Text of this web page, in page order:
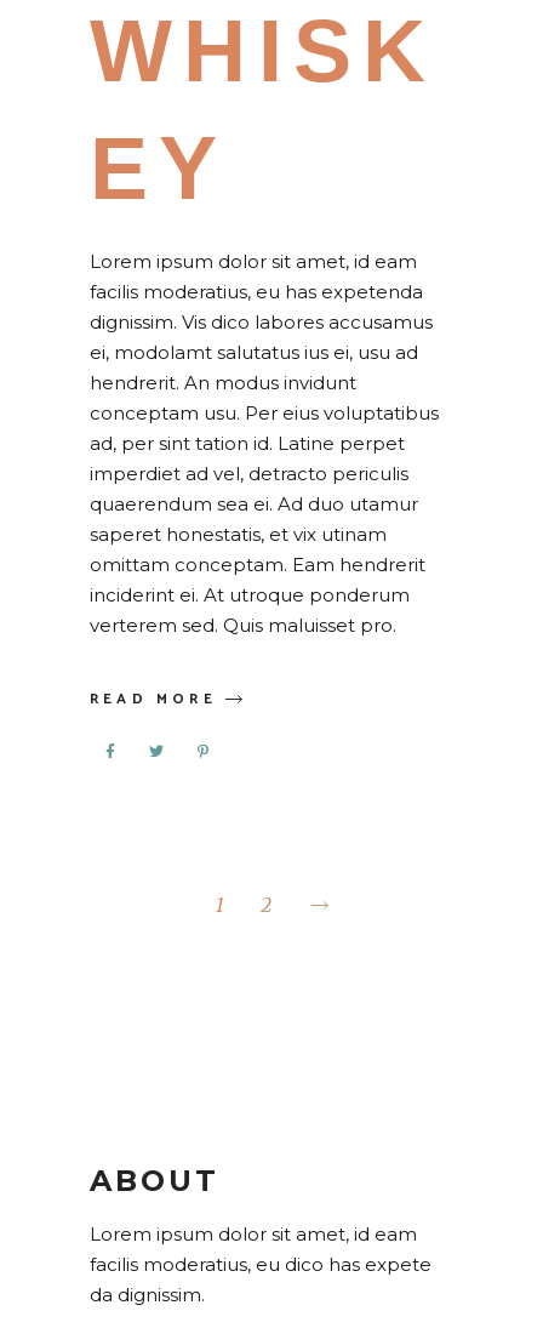
WHISK
EY
Lorem ipsum dolor sit amet, id eam
facilis moderatius, eu has expetenda
dignissim. Vis dico labores accusamus
ei, modolamt salutatus ius ei, usu ad
hendrerit. An modus invidunt
conceptam usu. Per eius voluptatibus
ad, per sint tation id. Latine perpet
imperdiet ad vel, detracto periculis
quaerendum sea ei. Ad duo utamur
saperet honestatis, et vix utinam
omittam conceptam. Eam hendrerit
inciderint ei. At utroque ponderum
verterem sed. Quis maluisset pro.
READ MORE
1 2
ABOUT
Lorem ipsum dolor sit amet, id eam
facilis moderatius, eu dico has expete
da dignissim.